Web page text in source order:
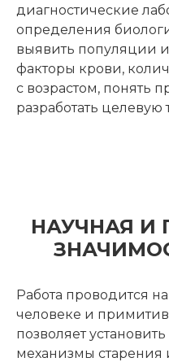
диагностические
определения
выявить популяции
факторы крови,
с возрастом, понять
разработать
НАУЧНАЯ И
Работа проводится
человеке и
позволяет
механизмы